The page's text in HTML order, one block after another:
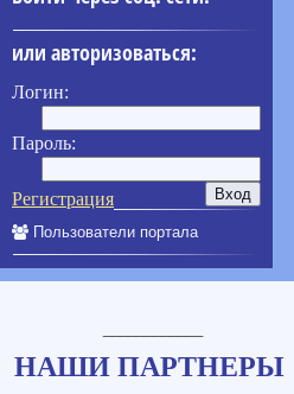
или авторизоваться:
Логин:
Пароль:
Регистрация
Пользователи портала
НАШИ ПАРТНЕРЫ